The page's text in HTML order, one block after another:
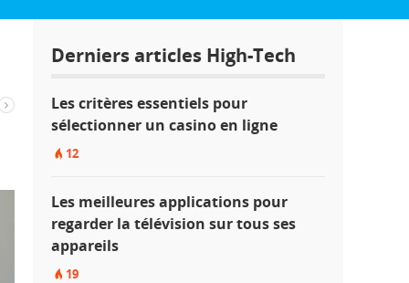
Derniers articles High-Tech
Les critères essentiels pour
sélectionner un casino en ligne
12
Les meilleures applications pour
regarder la télévision sur tous ses
appareils
19